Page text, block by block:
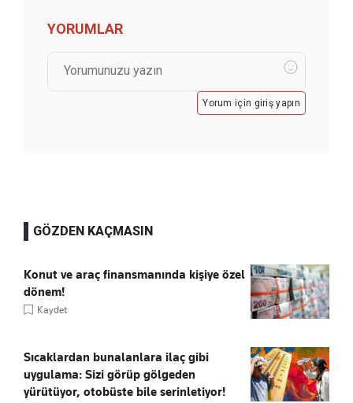
YORUMLAR
Yorum için giriş yapın
GÖZDEN KAÇMASIN
Konut ve araç finansmanında kişiye özel
dönem!
Kaydet
Sıcaklardan bunalanlara ilaç gibi
uygulama: Sizi görüp gölgeden
yürütüyor, otobüste bile serinletiyor!